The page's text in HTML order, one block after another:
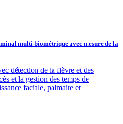
multi-biométrique avec mesure de la
détection de la fièvre et des
et la gestion des temps de
faciale, palmaire et